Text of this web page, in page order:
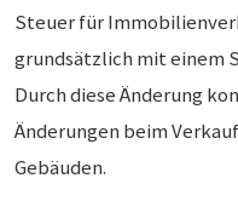
Steuer für
grundsätzlich mit einem
Durch diese Änderung
Änderungen beim
Gebäuden.